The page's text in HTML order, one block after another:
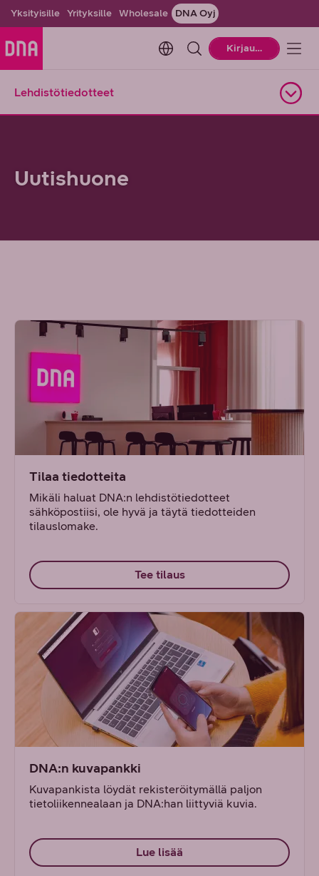
Yksityisille Yrityksille Wholesale DNA Oyj
Change language. Current
Kirjaudu
Lehdistötiedotteet
Uutishuone
Tilaa tiedotteita
Mikäli haluat DNA:n lehdistötiedotteet
sähköpostiisi, ole hyvä ja täytä tiedotteiden
tilauslomake.
Tee tilaus
DNA:n kuvapankki
Kuvapankista löydät rekisteröitymällä paljon
tietoliikennealaan ja DNA:han liittyviä kuvia.
Lue lisää